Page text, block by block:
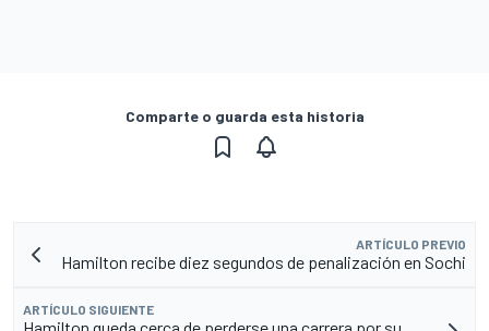
Comparte o guarda esta historia
ARTÍCULO PREVIO
Hamilton recibe diez segundos de penalización en Sochi
ARTÍCULO SIGUIENTE